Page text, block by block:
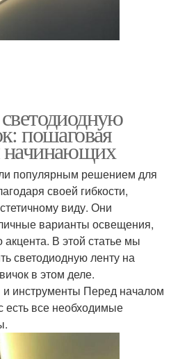
пошаговая
начинающих
популярным решением для
своей гибкости,
виду. Они
варианты освещения,
акцента. В этой статье мы
светодиодную ленту на
в этом деле.
инструменты Перед началом
есть все необходимые